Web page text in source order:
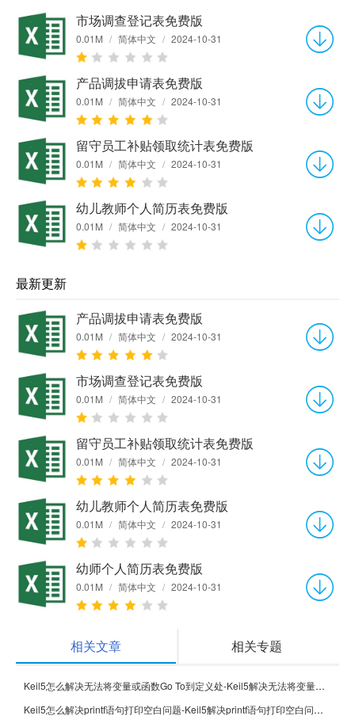
市场调查登记表免费版
0.01M / 简体中文 / 2024-10-31
产品调拔申请表免费版
0.01M / 简体中文 / 2024-10-31
留守员工补贴领取统计表免费版
0.01M / 简体中文 / 2024-10-31
幼儿教师个人简历表免费版
0.01M / 简体中文 / 2024-10-31
最新更新
产品调拔申请表免费版
0.01M / 简体中文 / 2024-10-31
市场调查登记表免费版
0.01M / 简体中文 / 2024-10-31
留守员工补贴领取统计表免费版
0.01M / 简体中文 / 2024-10-31
幼儿教师个人简历表免费版
0.01M / 简体中文 / 2024-10-31
幼师个人简历表免费版
0.01M / 简体中文 / 2024-10-31
相关文章 相关专题
Keil5怎么解决无法将变量或函数Go To到定义处-Keil5解决无法将变量或函数Go To到定义处的方法
Keil5怎么解决printf语句打印空白问题-Keil5解决printf语句打印空白问题的方法